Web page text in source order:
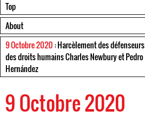
Top
About
9 Octobre 2020 : Harcèlement des défenseurs
des droits humains Charles Newbury et Pedro
Hernández
9 Octobre 2020